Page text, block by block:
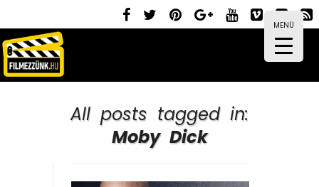
MENÜ
All posts tagged in:
Moby Dick